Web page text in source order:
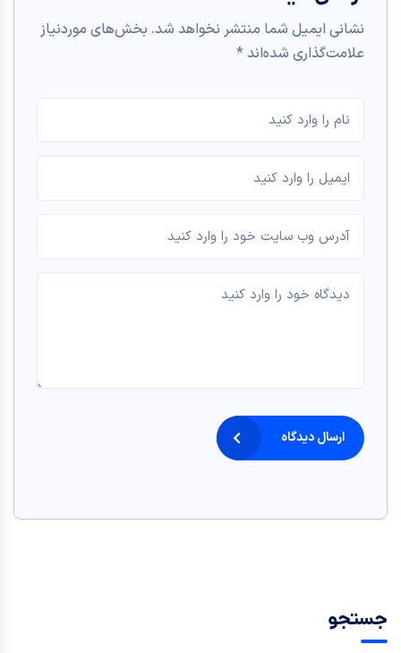
نشانی ایمیل شما منتشر نخواهد شد. بخش‌های موردنیاز
علامت‌گذاری شده‌اند *
ارسال دیدگاه
جستجو